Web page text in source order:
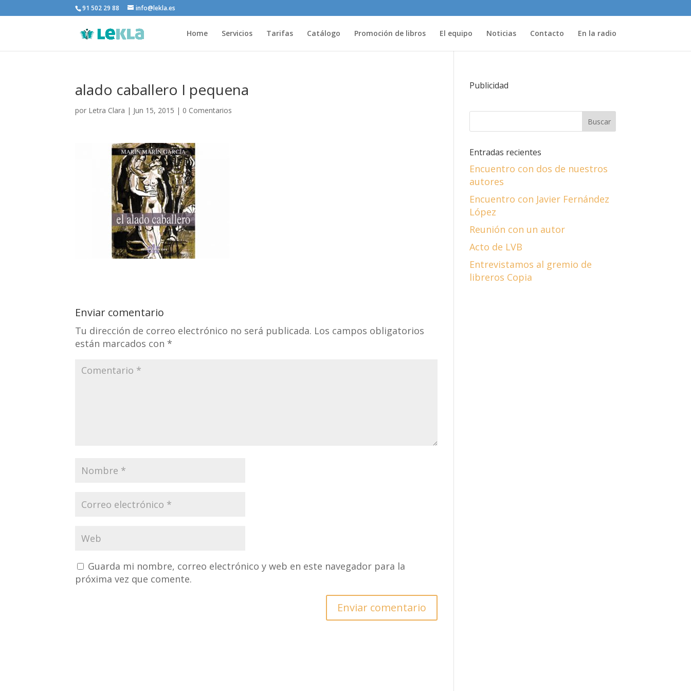
91 502 29 88 info@lekla.es
Home Servicios Tarifas Catálogo Promoción de libros El equipo Noticias Contacto En la radio
alado caballero I pequena
por Letra Clara | Jun 15, 2015 | 0 Comentarios
Enviar comentario
Tu dirección de correo electrónico no será publicada. Los campos obligatorios
están marcados con *
Guarda mi nombre, correo electrónico y web en este navegador para la
próxima vez que comente.
Publicidad
Entradas recientes
Encuentro con dos de nuestros
autores
Encuentro con Javier Fernández
López
Reunión con un autor
Acto de LVB
Entrevistamos al gremio de
libreros Copia